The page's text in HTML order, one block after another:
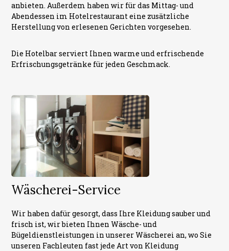
anbieten. Außerdem haben wir für das Mittag- und
Abendessen im Hotelrestaurant eine zusätzliche
Herstellung von erlesenen Gerichten vorgesehen.
Die Hotelbar serviert Ihnen warme und erfrischende
Erfrischungsgetränke für jeden Geschmack.
Wäscherei-Service
Wir haben dafür gesorgt, dass Ihre Kleidung sauber und
frisch ist, wir bieten Ihnen Wäsche- und
Bügeldienstleistungen in unserer Wäscherei an, wo Sie
unseren Fachleuten fast jede Art von Kleidung